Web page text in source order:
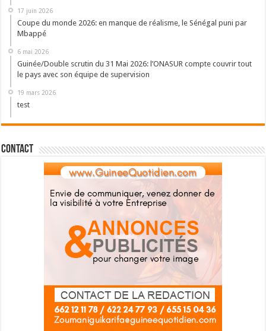
17 juin 2026
Coupe du monde 2026: en manque de réalisme, le Sénégal puni par
Mbappé
6 mai 2026
Guinée/Double scrutin du 31 Mai 2026: l’ONASUR compte couvrir tout
le pays avec son équipe de supervision
19 mars 2026
test
Contact